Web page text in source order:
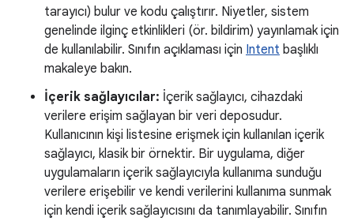
tarayıcı) bulur ve kodu çalıştırır. Niyetler, sistem
genelinde ilginç etkinlikleri (ör. bildirim) yayınlamak için
de kullanılabilir. Sınıfın açıklaması için Intent başlıklı
makaleye bakın.
İçerik sağlayıcılar: İçerik sağlayıcı, cihazdaki
verilere erişim sağlayan bir veri deposudur.
Kullanıcının kişi listesine erişmek için kullanılan içerik
sağlayıcı, klasik bir örnektir. Bir uygulama, diğer
uygulamaların içerik sağlayıcıyla kullanıma sunduğu
verilere erişebilir ve kendi verilerini kullanıma sunmak
için kendi içerik sağlayıcısını da tanımlayabilir. Sınıfın